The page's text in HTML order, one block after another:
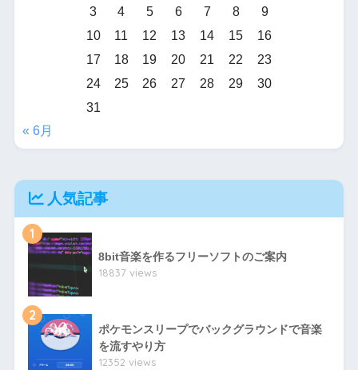
3
4 5 6 7 8
9
10
11 12 13 14 15
16
17
18 19 20 21 22
23
24
25 26 27 28 29
30
31
« 6月
人気記事
1
8bit音楽を作るフリーソフトのご案内
18837 views
2
ポケモンスリープでバックグラウンドで音楽
を流すやり方
12352 views